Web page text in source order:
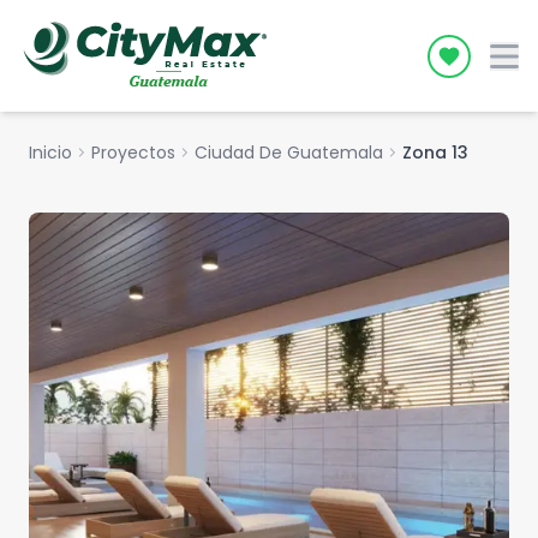
Icon
Inicio chevron_right Proyectos chevron_right Ciudad De Guatemala chevron_right Zona 13